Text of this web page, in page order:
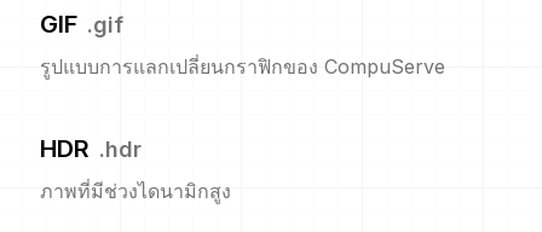
GIF .gif
รูปแบบการแลกเปลี่ยนกราฟิกของ CompuServe
HDR .hdr
ภาพที่มีช่วงไดนามิกสูง